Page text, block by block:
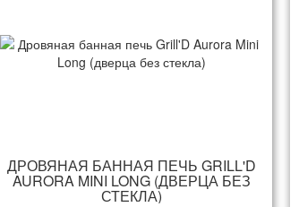
ДРОВЯНАЯ БАННАЯ ПЕЧЬ GRILL'D
AURORA MINI LONG (ДВЕРЦА БЕЗ
СТЕКЛА)